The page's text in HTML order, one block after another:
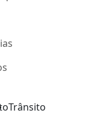
Trânsito